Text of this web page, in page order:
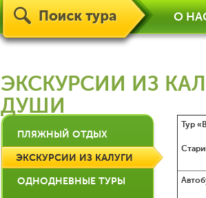
О
ПЛЯЖНЫЙ ОТДЫХ
ЭКСКУРСИИ ИЗ КАЛУГИ
ОДНОДНЕВНЫЕ ТУРЫ
ЭКСКУРСИИ ИЗ
ДУШИ
Тур